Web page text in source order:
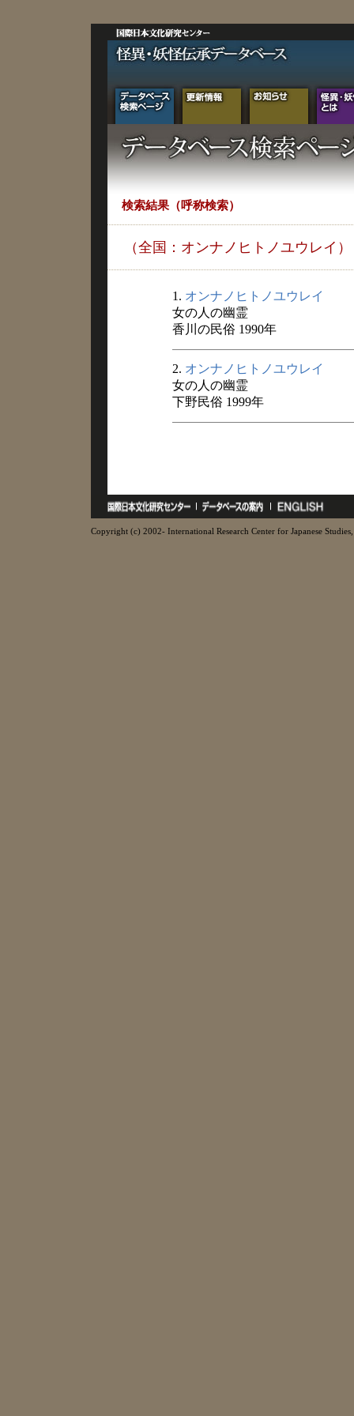
検索結果（呼称検索）
（全国：オンナノヒトノユウレイ）
1. オンナノヒトノユウレイ
女の人の幽霊
香川の民俗 1990年
2. オンナノヒトノユウレイ
女の人の幽霊
下野民俗 1999年
Copyright (c) 2002- International Research Center for Japanese